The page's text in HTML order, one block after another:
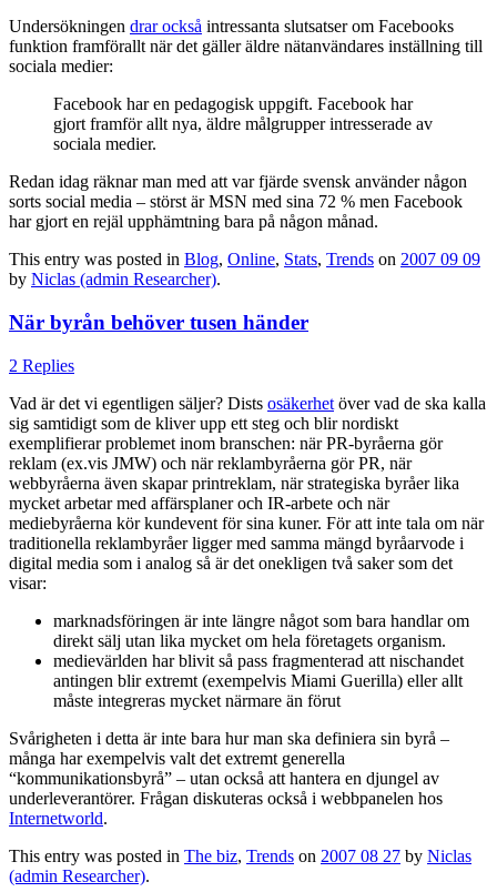
Undersökningen drar också intressanta slutsatser om Facebooks
funktion framförallt när det gäller äldre nätanvändares inställning till
sociala medier:
Facebook har en pedagogisk uppgift. Facebook har
gjort framför allt nya, äldre målgrupper intresserade av
sociala medier.
Redan idag räknar man med att var fjärde svensk använder någon
sorts social media – störst är MSN med sina 72 % men Facebook
har gjort en rejäl upphämtning bara på någon månad.
This entry was posted in Blog, Online, Stats, Trends on 2007 09 09
by Niclas (admin Researcher).
När byrån behöver tusen händer
2 Replies
Vad är det vi egentligen säljer? Dists osäkerhet över vad de ska kalla
sig samtidigt som de kliver upp ett steg och blir nordiskt
exemplifierar problemet inom branschen: när PR-byråerna gör
reklam (ex.vis JMW) och när reklambyråerna gör PR, när
webbyråerna även skapar printreklam, när strategiska byråer lika
mycket arbetar med affärsplaner och IR-arbete och när
mediebyråerna kör kundevent för sina kuner. För att inte tala om när
traditionella reklambyråer ligger med samma mängd byråarvode i
digital media som i analog så är det onekligen två saker som det
visar:
marknadsföringen är inte längre något som bara handlar om
direkt sälj utan lika mycket om hela företagets organism.
medievärlden har blivit så pass fragmenterad att nischandet
antingen blir extremt (exempelvis Miami Guerilla) eller allt
måste integreras mycket närmare än förut
Svårigheten i detta är inte bara hur man ska definiera sin byrå –
många har exempelvis valt det extremt generella
“kommunikationsbyrå” – utan också att hantera en djungel av
underleverantörer. Frågan diskuteras också i webbpanelen hos
Internetworld.
This entry was posted in The biz, Trends on 2007 08 27 by Niclas
(admin Researcher).